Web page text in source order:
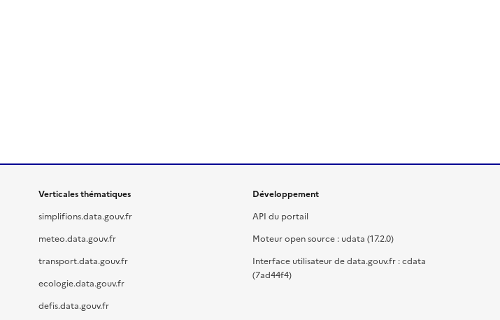
Verticales thématiques
simplifions.data.gouv.fr
meteo.data.gouv.fr
transport.data.gouv.fr
ecologie.data.gouv.fr
defis.data.gouv.fr
Développement
API du portail
Moteur open source : udata (17.2.0)
Interface utilisateur de data.gouv.fr : cdata
(7ad44f4)